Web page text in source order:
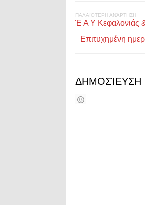
ΠΑΛΑΙΌΤΕΡΗ ΑΝΆΡΤΗΣΗ
Έ Α Υ Κεφαλονιάς
Επιτυχημένη
ΔΗΜΟΣΊΕΥΣΗ